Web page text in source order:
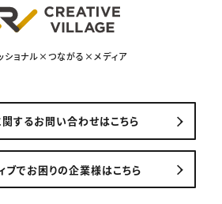
ショナル×つながる×メディア
するお問い合わせはこちら
ブでお困りの企業様はこちら